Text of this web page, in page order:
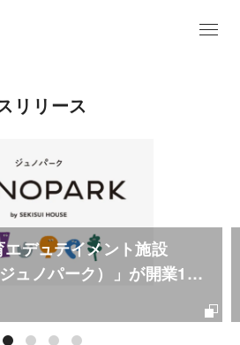
リリース
デュテイメント施設
ュノパーク）」が開業1周